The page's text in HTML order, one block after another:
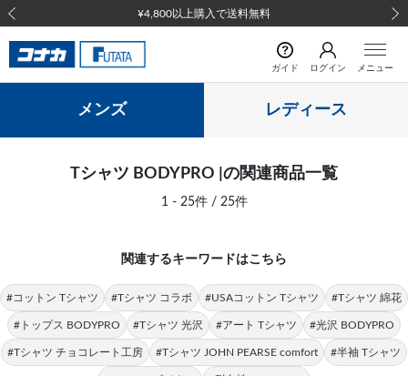
¥4,800以上購入で送料無料
前の画像
ガイド ログイン メニュー
メンズ レディース
Tシャツ BODYPRO |の関連商品一覧
1 - 25件 / 25件
関連するキーワードはこちら
#コットン Tシャツ #Tシャツ コラボ #USAコットン Tシャツ #Tシャツ 綿花
#トップス BODYPRO #Tシャツ 光沢 #アート Tシャツ #光沢 BODYPRO
#Tシャツ チョコレート工房 #Tシャツ JOHN PEARSE comfort #半袖 Tシャツ
#Tシャツ ビジネス
#耐久性 BODYPRO